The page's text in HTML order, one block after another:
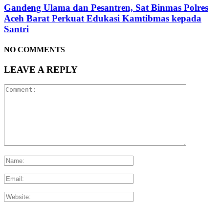
Gandeng Ulama dan Pesantren, Sat Binmas Polres
Aceh Barat Perkuat Edukasi Kamtibmas kepada
Santri
NO COMMENTS
LEAVE A REPLY